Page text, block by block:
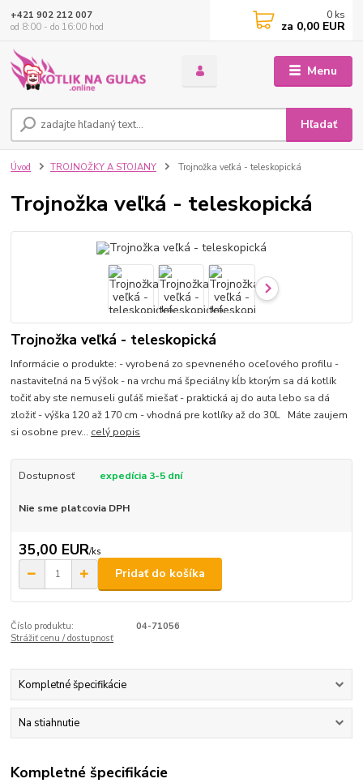
Menu
Hľadať
+421 902 212 007
od 8:00 - do 16:00 hod
0 ks
za 0,00 EUR
Úvod TROJNOŽKY A STOJANY Trojnožka veľká - teleskopická
Trojnožka veľká - teleskopická
Trojnožka veľká - teleskopická
Informácie o produkte: - vyrobená zo spevneného oceľového profilu -
nastaviteľná na 5 výšok - na vrchu má špeciálny kĺb ktorým sa dá kotlík
točiť aby ste nemuseli guľáš miešať - praktická aj do auta lebo sa dá
zložiť - výška 120 až 170 cm - vhodná pre kotlíky až do 30L Máte zaujem
si osobne prev... celý popis
Dostupnosť expedícia 3-5 dní
Nie sme platcovia DPH
35,00 EUR/ks
Pridať do košíka
Číslo produktu:
04-71056
Strážiť cenu / dostupnosť
Kompletné špecifikácie
Na stiahnutie
Kompletné špecifikácie